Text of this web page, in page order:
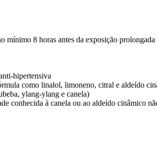
mínimo 8 horas antes da exposição prolongada
hipertensiva
como linalol, limoneno, citral e aldeído
ylang-ylang e canela)
conhecida à canela ou ao aldeído cinâmico